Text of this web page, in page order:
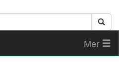
Mer